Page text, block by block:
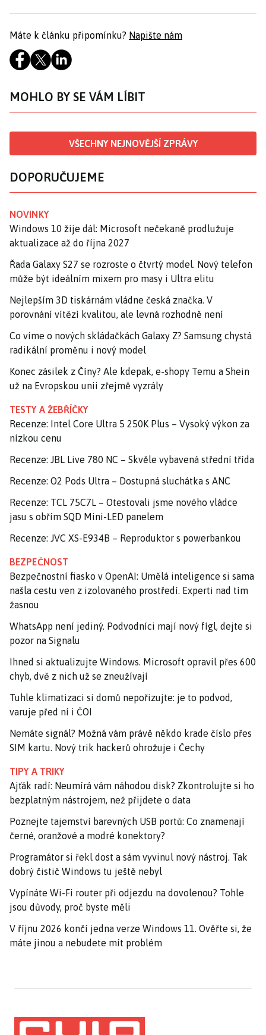
Máte k článku připomínku? Napište nám
MOHLO BY SE VÁM LÍBIT
VŠECHNY NEJNOVĚJŠÍ ZPRÁVY
DOPORUČUJEME
NOVINKY
Windows 10 žije dál: Microsoft nečekaně prodlužuje
aktualizace až do října 2027
Řada Galaxy S27 se rozroste o čtvrtý model. Nový telefon
může být ideálním mixem pro masy i Ultra elitu
Nejlepším 3D tiskárnám vládne česká značka. V
porovnání vítězí kvalitou, ale levná rozhodně není
Co víme o nových skládačkách Galaxy Z? Samsung chystá
radikální proměnu i nový model
Konec zásilek z Číny? Ale kdepak, e-shopy Temu a Shein
už na Evropskou unii zřejmě vyzrály
TESTY A ŽEBŘÍČKY
Recenze: Intel Core Ultra 5 250K Plus – Vysoký výkon za
nízkou cenu
Recenze: JBL Live 780 NC – Skvěle vybavená střední třída
Recenze: O2 Pods Ultra – Dostupná sluchátka s ANC
Recenze: TCL 75C7L – Otestovali jsme nového vládce
jasu s obřím SQD Mini-LED panelem
Recenze: JVC XS-E934B – Reproduktor s powerbankou
BEZPEČNOST
Bezpečnostní fiasko v OpenAI: Umělá inteligence si sama
našla cestu ven z izolovaného prostředí. Experti nad tím
žasnou
WhatsApp není jediný. Podvodníci mají nový fígl, dejte si
pozor na Signalu
Ihned si aktualizujte Windows. Microsoft opravil přes 600
chyb, dvě z nich už se zneužívají
Tuhle klimatizaci si domů nepořizujte: je to podvod,
varuje před ní i ČOI
Nemáte signál? Možná vám právě někdo krade číslo přes
SIM kartu. Nový trik hackerů ohrožuje i Čechy
TIPY A TRIKY
Ajťák radí: Neumírá vám náhodou disk? Zkontrolujte si ho
bezplatným nástrojem, než přijdete o data
Poznejte tajemství barevných USB portů: Co znamenají
černé, oranžové a modré konektory?
Programátor si řekl dost a sám vyvinul nový nástroj. Tak
dobrý čistič Windows tu ještě nebyl
Vypínáte Wi-Fi router při odjezdu na dovolenou? Tohle
jsou důvody, proč byste měli
V říjnu 2026 končí jedna verze Windows 11. Ověřte si, že
máte jinou a nebudete mít problém